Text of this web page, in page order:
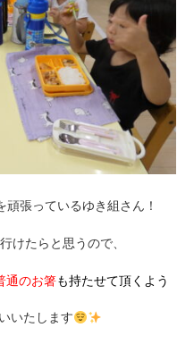
頑張っているゆき組さん！
けたらと思うので、
通のお箸も持たせて頂くよう
いたします